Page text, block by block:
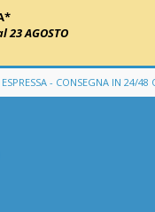
23 AGOSTO
- CONSEGNA IN 24/48